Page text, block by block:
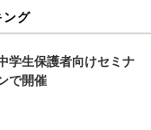
ング
学生保護者向けセミナ
で開催